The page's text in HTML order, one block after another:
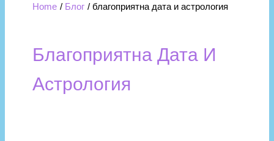
Home Блог благоприятна дата и астрология
Благоприятна Дата И
Астрология